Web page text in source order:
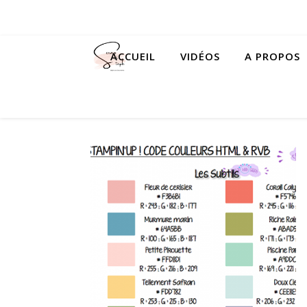
ACCUEIL VIDÉOS A PROPOS